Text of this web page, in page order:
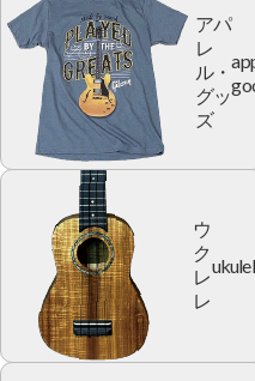
アパ
レ
ル・
グッ
ズ
ウ
ク
レ
レ